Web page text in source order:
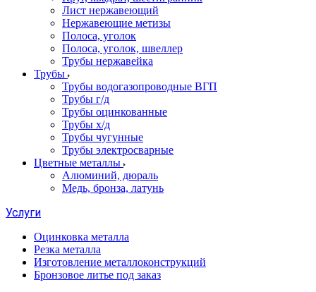
Лист нержавеющий
Нержавеющие метизы
Полоса, уголок
Полоса, уголок, швеллер
Трубы нержавейка
Трубы
Трубы водогазопроводные ВГП
Трубы г/д
Трубы оцинкованные
Трубы х/д
Трубы чугунные
Трубы электросварные
Цветные металлы
Алюминий, дюраль
Медь, бронза, латунь
Услуги
Оцинковка металла
Резка металла
Изготовление металлоконструкций
Бронзовое литье под заказ